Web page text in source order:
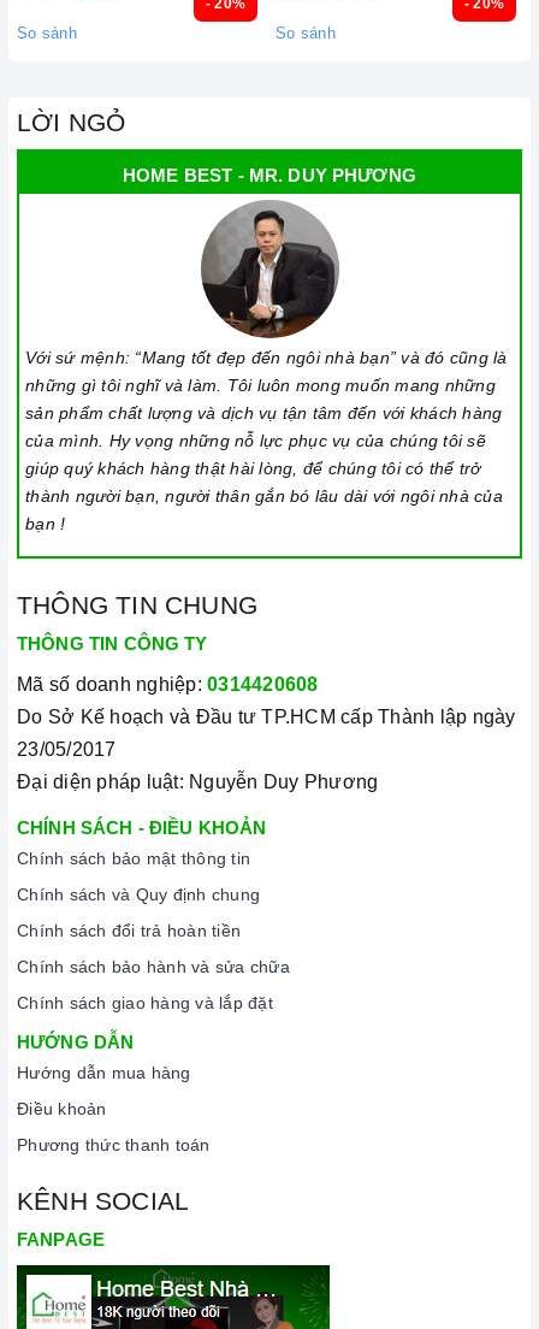
- 20%
So sánh
- 20%
So sánh
LỜI NGỎ
HOME BEST - MR. DUY PHƯƠNG
Với sứ mệnh: “Mang tốt đẹp đến ngôi nhà bạn” và đó cũng là
những gì tôi nghĩ và làm. Tôi luôn mong muốn mang những
sản phẩm chất lượng và dịch vụ tận tâm đến với khách hàng
của mình. Hy vọng những nỗ lực phục vụ của chúng tôi sẽ
giúp quý khách hàng thật hài lòng, để chúng tôi có thể trở
thành người bạn, người thân gắn bó lâu dài với ngôi nhà của
bạn !
THÔNG TIN CHUNG
THÔNG TIN CÔNG TY
Mã số doanh nghiệp: 0314420608
Do Sở Kế hoạch và Đầu tư TP.HCM cấp Thành lập ngày
23/05/2017
Đại diện pháp luật: Nguyễn Duy Phương
CHÍNH SÁCH - ĐIỀU KHOẢN
Chính sách bảo mật thông tin
Chính sách và Quy định chung
Chính sách đổi trả hoàn tiền
Chính sách bảo hành và sửa chữa
Chính sách giao hàng và lắp đặt
HƯỚNG DẪN
Hướng dẫn mua hàng
Điều khoản
Phương thức thanh toán
KÊNH SOCIAL
FANPAGE